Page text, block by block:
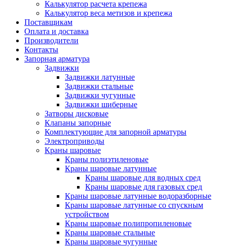
Калькулятор расчета крепежа
Калькулятор веса метизов и крепежа
Поставщикам
Оплата и доставка
Производители
Контакты
Запорная арматура
Задвижки
Задвижки латунные
Задвижки стальные
Задвижки чугунные
Задвижки шиберные
Затворы дисковые
Клапаны запорные
Комплектующие для запорной арматуры
Электроприводы
Краны шаровые
Краны полиэтиленовые
Краны шаровые латунные
Краны шаровые для водных сред
Краны шаровые для газовых сред
Краны шаровые латунные водоразборные
Краны шаровые латунные со спускным
устройством
Краны шаровые полипропиленовые
Краны шаровые стальные
Краны шаровые чугунные